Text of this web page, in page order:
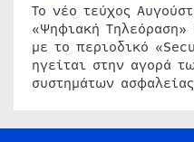
Το νέο τεύχος
«Ψηφιακή Τηλεόραση»
με το περιοδικό
ηγείται στην αγορά
συστημάτων